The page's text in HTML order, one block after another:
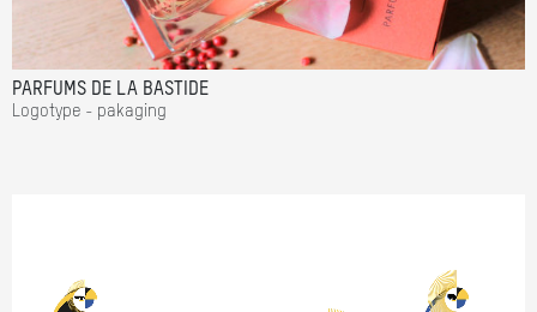
PARFUMS DE LA BASTIDE
Logotype - pakaging